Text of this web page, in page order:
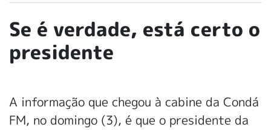
Se é verdade, está certo o
presidente
A informação que chegou à cabine da Condá
FM, no domingo (3), é que o presidente da